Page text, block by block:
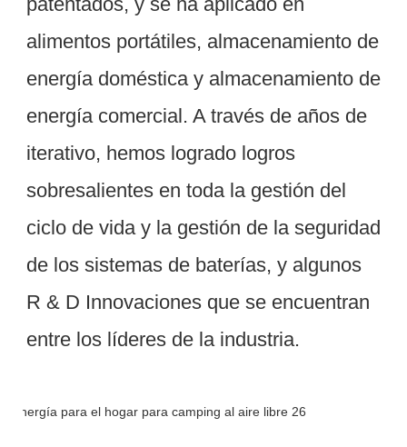
alimentos portátiles, almacenamiento de
energía doméstica y almacenamiento de
energía comercial. A través de años de
iterativo, hemos logrado logros
sobresalientes en toda la gestión del
ciclo de vida y la gestión de la seguridad
de los sistemas de baterías, y algunos
R & D Innovaciones que se encuentran